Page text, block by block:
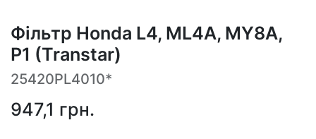
Фільтр Honda L4, ML4A, MY8A,
P1 (Transtar)
25420PL4010*
947,1 грн.